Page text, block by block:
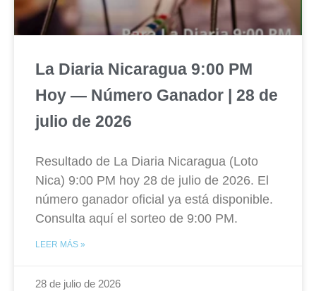
La Diaria Nicaragua 9:00 PM
Hoy — Número Ganador | 28 de
julio de 2026
Resultado de La Diaria Nicaragua (Loto
Nica) 9:00 PM hoy 28 de julio de 2026. El
número ganador oficial ya está disponible.
Consulta aquí el sorteo de 9:00 PM.
LEER MÁS »
28 de julio de 2026